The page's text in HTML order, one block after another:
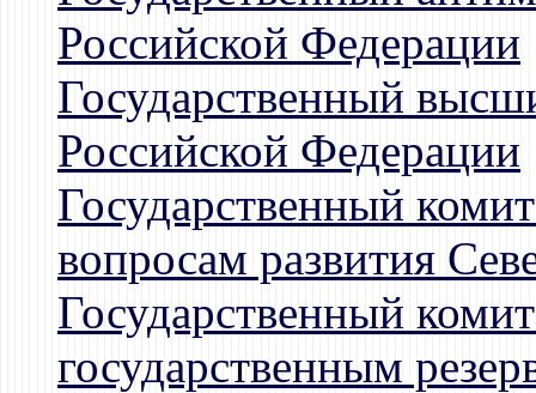
Российской Федерации
Государственный
Российской Федерации
Государственный
вопросам развития
Государственный
государственным